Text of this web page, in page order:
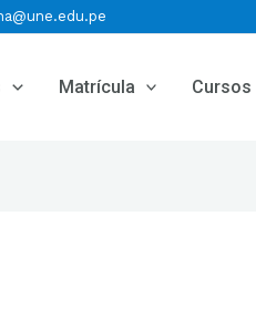
Matrícula Cursos